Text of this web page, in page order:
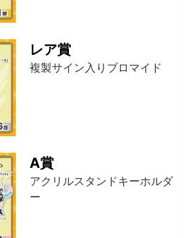
レア賞
複製サイン入りブロマイド
A賞
アクリルスタンドキーホルダ
ー